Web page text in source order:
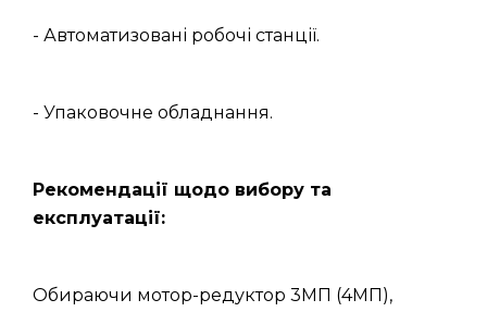
- Автоматизовані робочі станції.
- Упаковочне обладнання.
Рекомендації щодо вибору та
експлуатації:
Обираючи мотор-редуктор 3МП (4МП),